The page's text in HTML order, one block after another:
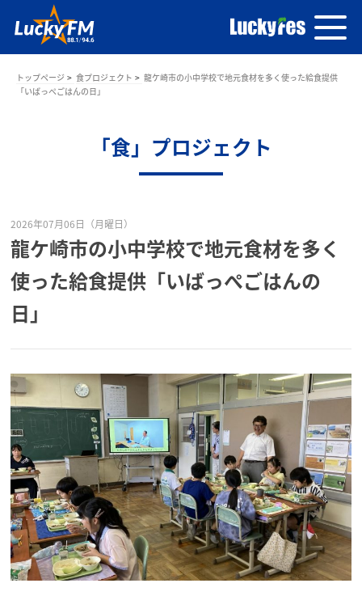
トップページ 食プロジェクト
龍ケ崎市の小中学校で地元食材を多く使った給食提供
「いばっぺごはんの日」
「食」プロジェクト
2026年07月06日（月曜日）
龍ケ崎市の小中学校で地元食材を多く
使った給食提供「いばっぺごはんの
日」